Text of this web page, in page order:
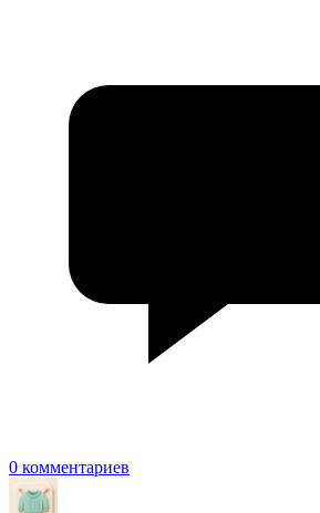
0 комментариев